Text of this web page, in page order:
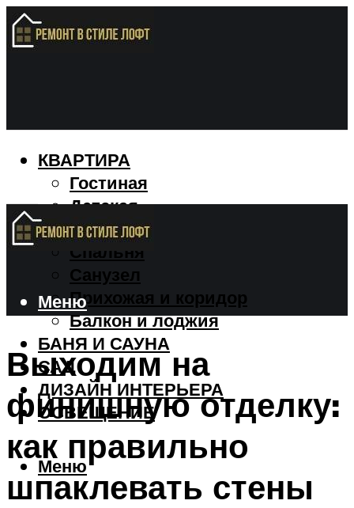
КВАРТИРА
Гостиная
Детская
Кухня
Спальня
Санузел
Прихожая и коридор
Балкон и лоджия
БАНЯ И САУНА
САД
ДИЗАЙН ИНТЕРЬЕРА
ОСВЕЩЕНИЕ
Меню
Меню
Выходим на
финишную отделку:
как правильно
шпаклевать стены